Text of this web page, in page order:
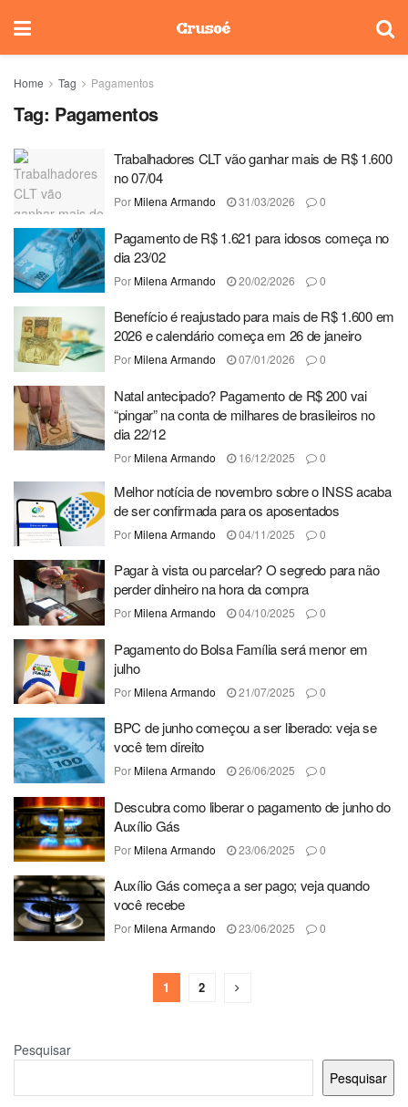
Home Tag Pagamentos
Tag: Pagamentos
Trabalhadores CLT vão ganhar mais de R$ 1.600
no 07/04
PorMilena Armando 31/03/2026 0
Pagamento de R$ 1.621 para idosos começa no
dia 23/02
PorMilena Armando 20/02/2026 0
Benefício é reajustado para mais de R$ 1.600 em
2026 e calendário começa em 26 de janeiro
PorMilena Armando 07/01/2026 0
Natal antecipado? Pagamento de R$ 200 vai
“pingar” na conta de milhares de brasileiros no
dia 22/12
PorMilena Armando 16/12/2025 0
Melhor notícia de novembro sobre o INSS acaba
de ser confirmada para os aposentados
PorMilena Armando 04/11/2025 0
Pagar à vista ou parcelar? O segredo para não
perder dinheiro na hora da compra
PorMilena Armando 04/10/2025 0
Pagamento do Bolsa Família será menor em
julho
PorMilena Armando 21/07/2025 0
BPC de junho começou a ser liberado: veja se
você tem direito
PorMilena Armando 26/06/2025 0
Descubra como liberar o pagamento de junho do
Auxílio Gás
PorMilena Armando 23/06/2025 0
Auxílio Gás começa a ser pago; veja quando
você recebe
PorMilena Armando 23/06/2025 0
1 2
Pesquisar
Pesquisar